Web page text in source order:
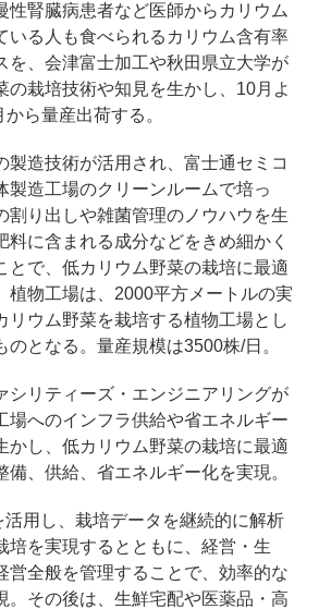
腎臓病患者など医師からカリウム
いる人も食べられるカリウム含有率
を、会津富士加工や秋田県立大学が
の栽培技術や知見を生かし、10月よ
ら量産出荷する。
造技術が活用され、富士通セミコ
製造工場のクリーンルームで培っ
割り出しや雑菌管理のノウハウを生
料に含まれる成分などをきめ細かく
とで、低カリウム野菜の栽培に最適
植物工場は、2000平方メートルの実
リウム野菜を栽培する植物工場とし
のとなる。量産規模は3500株/日。
リティーズ・エンジニアリングが
場へのインフラ供給や省エネルギー
かし、低カリウム野菜の栽培に最適
備、供給、省エネルギー化を実現。
用し、栽培データを継続的に解析
培を実現するとともに、経営・生
営全般を管理することで、効率的な
。その後は、生鮮宅配や医薬品・高